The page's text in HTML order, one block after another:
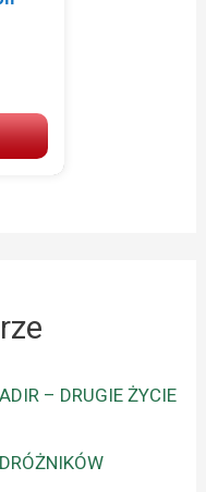
– DRUGIE ŻYCIE